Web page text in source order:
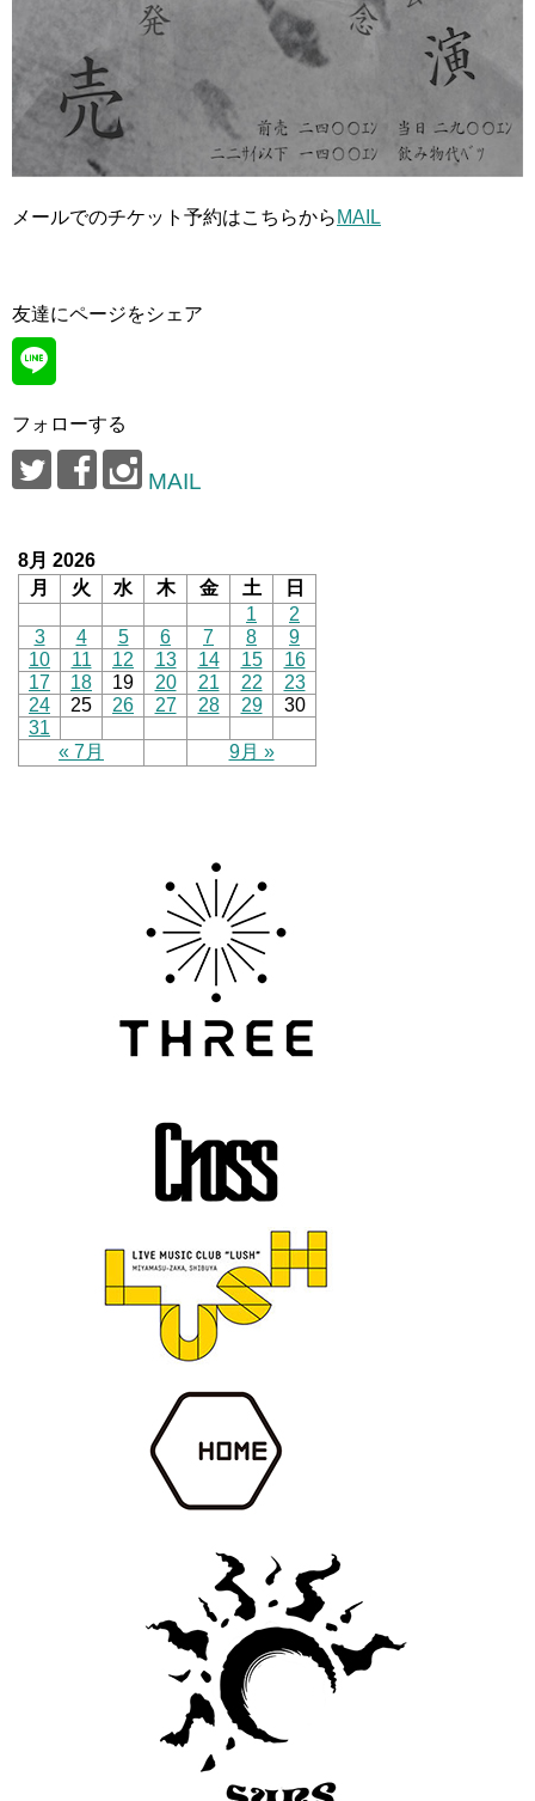
メールでのチケット予約はこちらから MAIL
友達にページをシェア
フォローする
MAIL
8月 2026
月
火 水 木 金 土
日
1
2
3
4 5 6 7 8
9
10
11 12 13 14 15
16
17
18 19 20 21 22
23
24
25 26 27 28 29
30
31
« 7月
9月 »